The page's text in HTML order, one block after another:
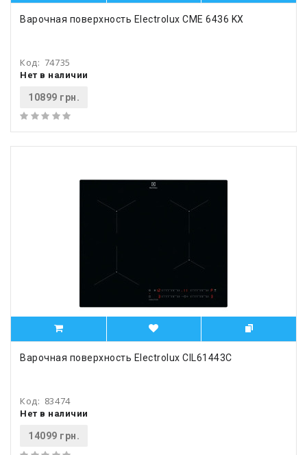
Варочная поверхность Electrolux CME 6436 KX
Код: 74735
Нет в наличии
10899 грн.
Варочная поверхность Electrolux CIL61443C
Код: 83474
Нет в наличии
14099 грн.